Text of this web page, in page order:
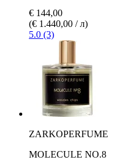
€ 144,00
(€ 1.440,00 / л)
5.0 (3)
ZARKOPERFUME
MOLECULE NO.8